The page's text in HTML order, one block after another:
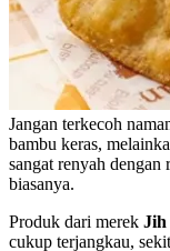
Jangan terkecoh
bambu keras,
sangat renyah
biasanya.
Produk dari merek Jih
cukup terjangkau,